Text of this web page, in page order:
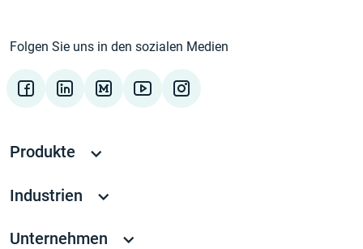
Folgen Sie uns in den sozialen Medien
Produkte
Industrien
Unternehmen